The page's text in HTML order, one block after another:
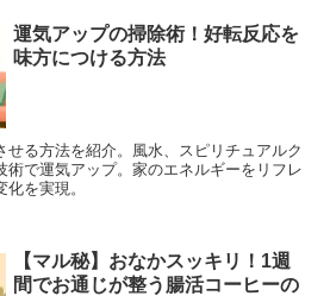
運気アップの掃除術！好転反応を
味方につける方法
せる方法を紹介。風水、スピリチュアルク
術で運気アップ。家のエネルギーをリフレ
を実現。
【マル秘】おなかスッキリ！1週
間でお通じが整う腸活コーヒーの